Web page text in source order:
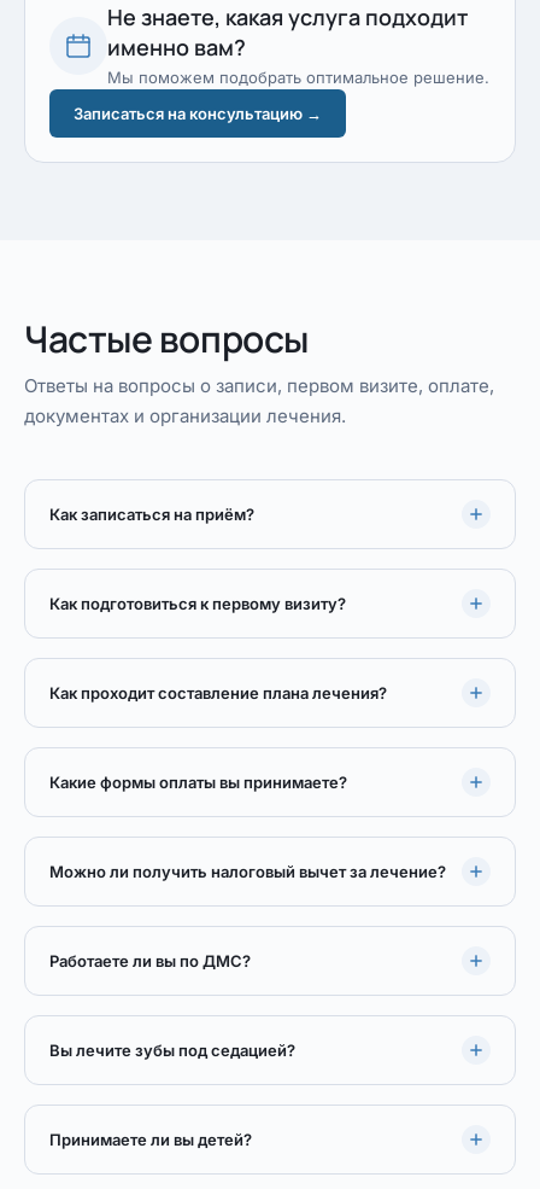
Не знаете, какая услуга подходит
именно вам?
Мы поможем подобрать оптимальное решение.
Записаться на консультацию →
Частые вопросы
Ответы на вопросы о записи, первом визите, оплате,
документах и организации лечения.
Как записаться на приём?
Как подготовиться к первому визиту?
Как проходит составление плана лечения?
Какие формы оплаты вы принимаете?
Можно ли получить налоговый вычет за лечение?
Работаете ли вы по ДМС?
Вы лечите зубы под седацией?
Принимаете ли вы детей?